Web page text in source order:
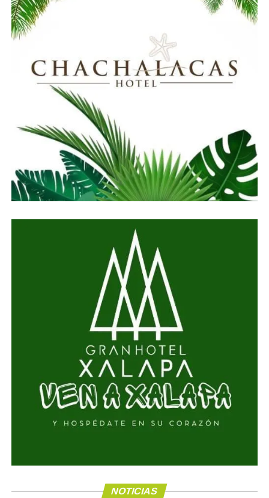
NOTICIAS